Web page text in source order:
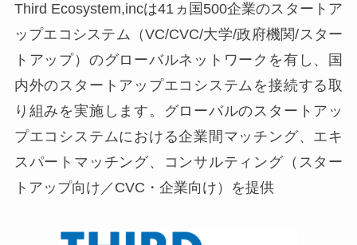
Third Ecosystem,incは41ヵ国500企業のスタートア
ップエコシステム（VC/CVC/大学/政府機関/スター
トアップ）のグローバルネットワークを有し、国
内外のスタートアップエコシステムを接続する取
り組みを実施します。グローバルのスタートアッ
プエコシステムにおける企業間マッチング、エキ
スパートマッチング、コンサルティング（スター
トアップ向け／CVC・企業向け）を提供